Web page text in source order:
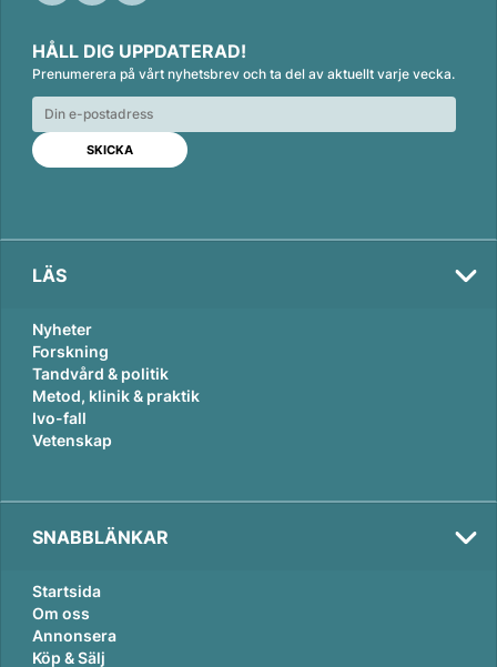
n
k
e
d
n
c
e
b
o
o
k
a
i
l
HÅLL DIG UPPDATERAD!
Prenumerera på vårt nyhetsbrev och ta del av aktuellt varje vecka.
LÄS
Nyheter
Forskning
Tandvård & politik
Metod, klinik & praktik
Ivo-fall
Vetenskap
SNABBLÄNKAR
Startsida
Om oss
Annonsera
Köp & Sälj